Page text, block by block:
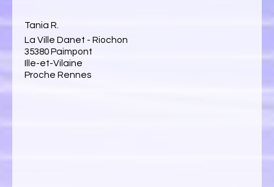
Tania R.
La Ville Danet - Riochon
35380 Paimpont
Ille-et-Vilaine
Proche Rennes